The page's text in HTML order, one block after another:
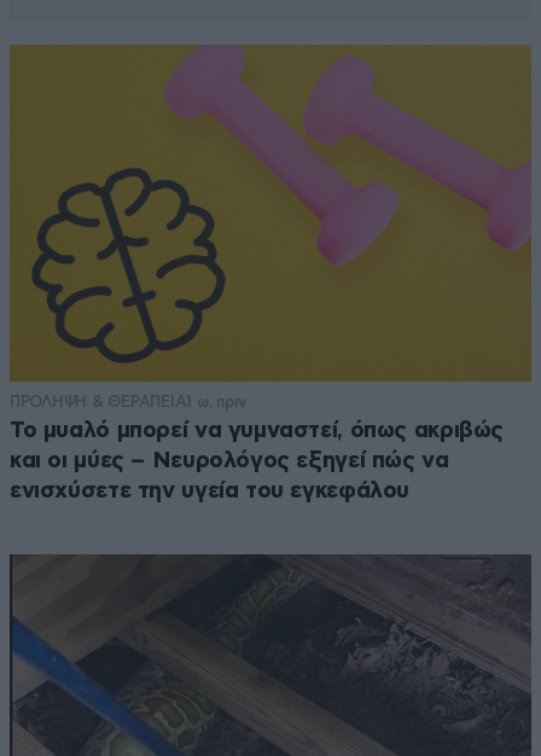
ΠΡΟΛΗΨΗ & ΘΕΡΑΠΕΙΑ1 ω. πριν
Το μυαλό μπορεί να γυμναστεί, όπως ακριβώς
και οι μύες – Νευρολόγος εξηγεί πώς να
ενισχύσετε την υγεία του εγκεφάλου